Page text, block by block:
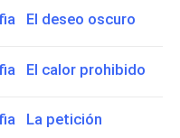
El deseo oscuro
El calor prohibido
La petición